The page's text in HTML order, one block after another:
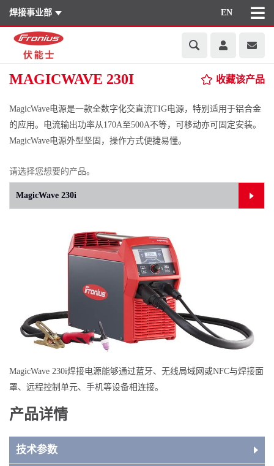
焊接事业部 EN
MAGICWAVE 230I 收藏该产品
MagicWave电源是一款全数字化交直流TIG电源，特别适用于铝合金
的应用。电流输出功率从170A至500A不等，可移动亦可固定安装。
MagicWave电源外型坚固，操作方式便捷易懂。
请选择您想要的产品。
MagicWave 230i焊接电源能够通过蓝牙、无线局域网或NFC与焊接面
罩、远程控制单元、手机等设备相连接。
产品详情
技术参数